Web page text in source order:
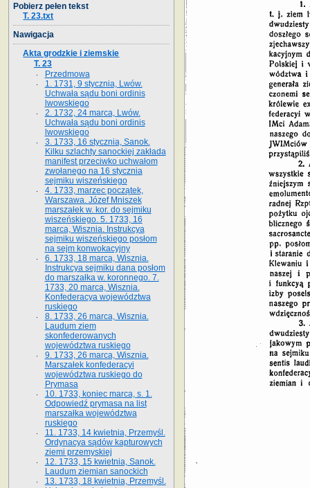
Pobierz pełen tekst
T. 23.txt
Nawigacja
Akta grodzkie i ziemskie
T. 23
Przedmowa
1. 1731, 9 stycznia, Lwów.
Uchwała sądu boni ordinis
lwowskiego
2. 1732, 24 marca, Lwów.
Uchwała sądu boni ordinis
lwowskiego
3. 1733, 16 stycznia, Sanok.
Kilku szlachty sanockiej zakłada
manifest przeciwko uchwałom
zwołanego na 16 stycz­nia
sejmiku wiszeńskiego
4. 1733, marzec początek,
Warszawa. Józef Mniszek
marszałek w. kor. do sejmiku
wiszeńskiego. 5. 1733, 16
marca, Wisznia. Instrukcya
sejmiku wiszeńskiego posłom
na sejm konwokacyjny
6. 1733, 18 marca, Wisznia.
Instrukcya sejmiku dana posłom
do marszałka w. koronnego. 7.
1733, 20 marca, Wisznia.
Konfederacya województwa
ruskiego
8. 1733, 26 marca, Wisznia.
Laudum ziem
skonfederowanych
województwa ruskiego
9. 1733, 26 marca, Wisznia.
Marszałek konfederacyi
województwa ruskiego do
Prymasa
10. 1733, koniec marca, s. 1.
Odpowiedź prymasa na list
marszałka województwa
ruskiego
11. 1733, 14 kwietnia, Przemyśl.
Ordynacya sądów kapturowych
ziemi przemyskiej
12. 1733, 15 kwietnia, Sanok.
Laudum ziemian sanockich
13. 1733, 18 kwietnia, Przemyśl.